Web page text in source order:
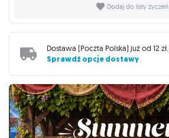
Dodaj do listy życzeń
Dostawa (Poczta Polska) już od 12 zł.
Sprawdź opcje dostawy